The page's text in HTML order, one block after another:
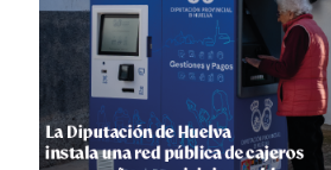
QUINTA CORRIDA DE LAS FIESTAS
COLOMBINAS 2026
hace 4 días· Huelvatv